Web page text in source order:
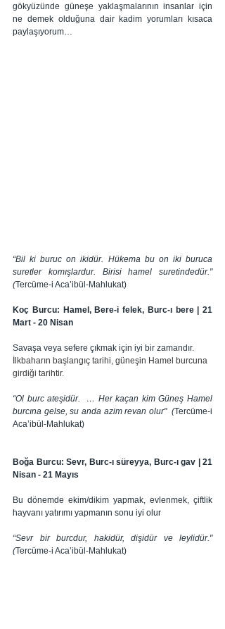
gökyüzünde güneşe yaklaşmalarının insanlar için
ne demek olduğuna dair kadim yorumları kısaca
paylaşıyorum…
“Bil ki buruc on ikidür. Hükema bu on iki buruca
suretler komışlardur. Birisi hamel suretindedür."
(Tercüme-i Aca’ibül-Mahlukat)
Koç Burcu: Hamel, Bere-i felek, Burc-ı bere | 21
Mart - 20 Nisan
Savaşa veya sefere çıkmak için iyi bir zamandır.
İlkbaharın başlangıç tarihi, güneşin Hamel burcuna
girdiği tarihtir.
“Ol burc ateşidür.  … Her kaçan kim Güneş Hamel
burcına gelse, su anda azim revan olur" (Tercüme-i
Aca’ibül-Mahlukat)
Boğa Burcu: Sevr, Burc-ı süreyya, Burc-ı gav | 21
Nisan - 21 Mayıs
Bu dönemde ekim/dikim yapmak, evlenmek, çiftlik
hayvanı yatırımı yapmanın sonu iyi olur
“Sevr bir burcdur, hakidür, dişidür ve leylidür."
(Tercüme-i Aca’ibül-Mahlukat)